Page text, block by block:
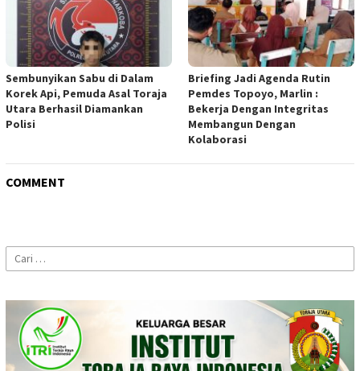
Sembunyikan Sabu di Dalam
Korek Api, Pemuda Asal Toraja
Utara Berhasil Diamankan
Polisi
Briefing Jadi Agenda Rutin
Pemdes Topoyo, Marlin :
Bekerja Dengan Integritas
Membangun Dengan
Kolaborasi
COMMENT
Cari
untuk: